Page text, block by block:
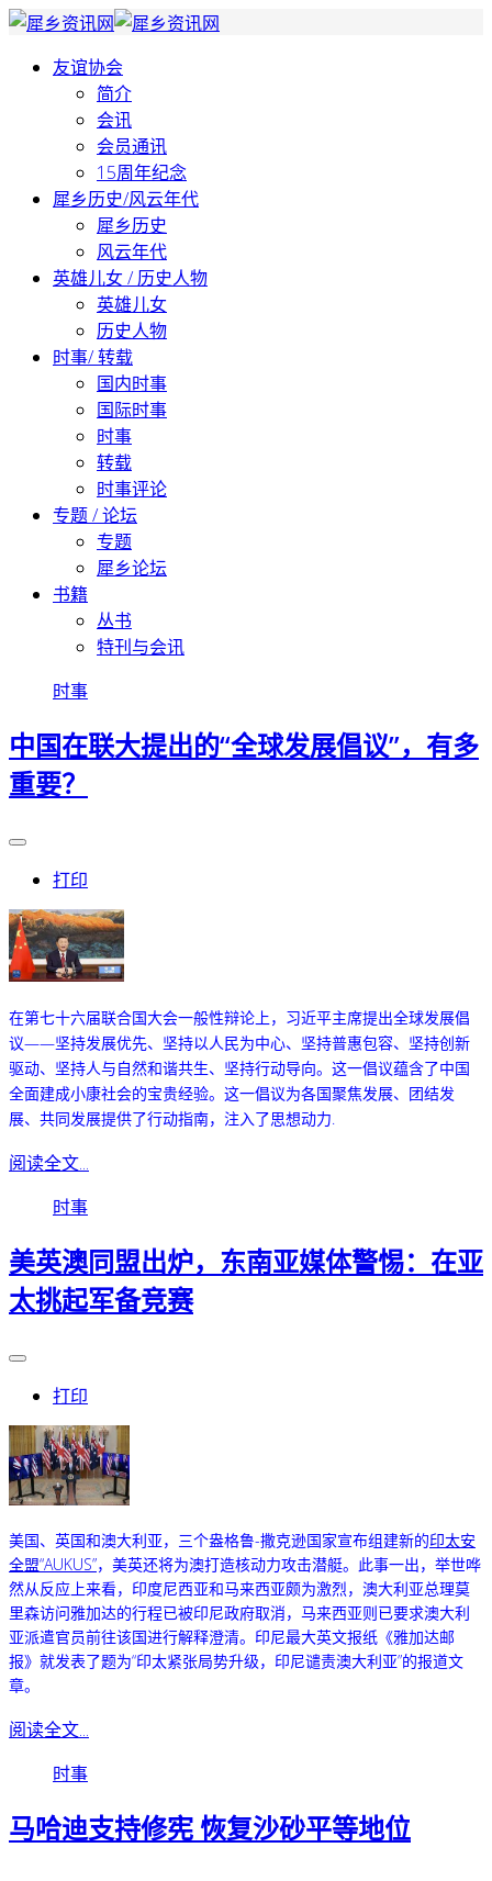
友谊协会
简介
会讯
会员通讯
15周年纪念
犀乡历史/风云年代
犀乡历史
风云年代
英雄儿女 / 历史人物
英雄儿女
历史人物
时事/ 转载
国内时事
国际时事
时事
转载
时事评论
专题 / 论坛
专题
犀乡论坛
书籍
丛书
特刊与会讯
时事
中国在联大提出的“全球发展倡议”，有多
重要？
打印
在第七十六届联合国大会一般性辩论上，习近平主席提出全球发展倡
议——坚持发展优先、坚持以人民为中心、坚持普惠包容、坚持创新
驱动、坚持人与自然和谐共生、坚持行动导向。 这一倡议蕴含了中国
全面建成小康社会的宝贵经验。 这一倡议为各国聚焦发展、团结发
展、共同发展提供了行动指南，注入了思想动力.
阅读全文...
时事
美英澳同盟出炉，东南亚媒体警惕：在亚
太挑起军备竞赛
打印
美国、英国和澳大利亚，三个盎格鲁-撒克逊国家宣布组建新的印太安
全盟“AUKUS”，美英还将为澳打造核动力攻击潜艇。此事一出，举世哗
然从反应上来看，印度尼西亚和马来西亚颇为激烈，澳大利亚总理莫
里森访问雅加达的行程已被印尼政府取消，马来西亚则已要求澳大利
亚派遣官员前往该国进行解释澄清。印尼最大英文报纸《雅加达邮
报》就发表了题为“印太紧张局势升级，印尼谴责澳大利亚”的报道文
章。
阅读全文...
时事
马哈迪支持修宪 恢复沙砂平等地位